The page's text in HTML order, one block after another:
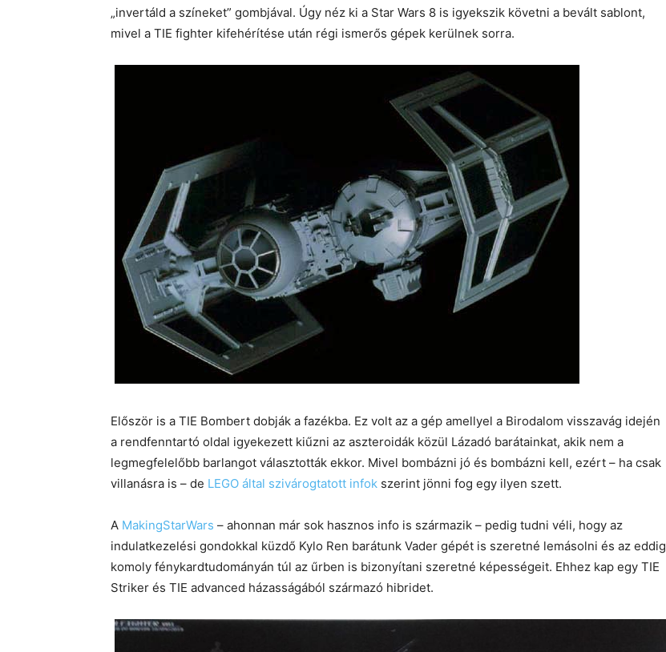
„invertáld a színeket” gombjával. Úgy néz ki a Star Wars 8 is igyekszik követni a bevált sablont,
mivel a TIE fighter kifehérítése után régi ismerős gépek kerülnek sorra.
Először is a TIE Bombert dobják a fazékba. Ez volt az a gép amellyel a Birodalom visszavág idején
a rendfenntartó oldal igyekezett kiűzni az aszteroidák közül Lázadó barátainkat, akik nem a
legmegfelelőbb barlangot választották ekkor. Mivel bombázni jó és bombázni kell, ezért – ha csak
villanásra is – de LEGO által szivárogtatott infok szerint jönni fog egy ilyen szett.
A MakingStarWars – ahonnan már sok hasznos info is származik – pedig tudni véli, hogy az
indulatkezelési gondokkal küzdő Kylo Ren barátunk Vader gépét is szeretné lemásolni és az eddig
komoly fénykardtudományán túl az űrben is bizonyítani szeretné képességeit. Ehhez kap egy TIE
Striker és TIE advanced házasságából származó hibridet.